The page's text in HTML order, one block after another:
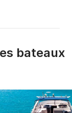
bateaux